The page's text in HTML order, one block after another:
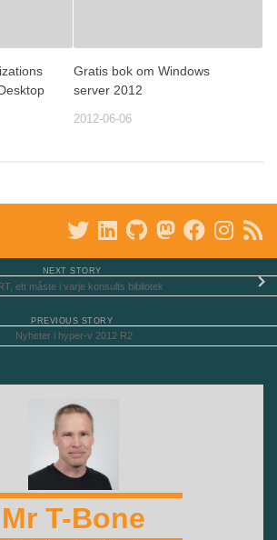
Gratis bok om Windows
server 2012
2012-06-06
NEXT STORY
ett måste i varje konsults bibliotek
PREVIOUS STORY
Nyheter i hyper-v 2012 R2
Mr T-Bone